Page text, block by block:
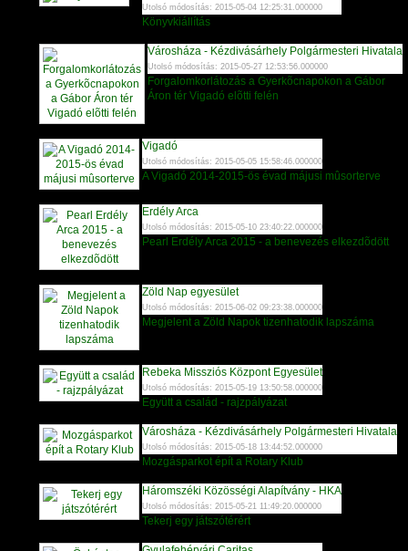
Utolsó módosítás: 2015-05-04 12:25:31.000000
Könyvkiállítás
Városháza - Kézdivásárhely Polgármesteri Hivatala
Utolsó módosítás: 2015-05-27 12:53:56.000000
Forgalomkorlátozás a Gyerkõcnapokon a Gábor
Áron tér Vigadó elõtti felén
Vigadó
Utolsó módosítás: 2015-05-05 15:58:46.000000
A Vigadó 2014-2015-ös évad májusi mûsorterve
Erdély Arca
Utolsó módosítás: 2015-05-10 23:40:22.000000
Pearl Erdély Arca 2015 - a benevezés elkezdõdött
Zöld Nap egyesület
Utolsó módosítás: 2015-06-02 09:23:38.000000
Megjelent a Zöld Napok tizenhatodik lapszáma
Rebeka Missziós Központ Egyesület
Utolsó módosítás: 2015-05-19 13:50:58.000000
Együtt a család - rajzpályázat
Városháza - Kézdivásárhely Polgármesteri Hivatala
Utolsó módosítás: 2015-05-18 13:44:52.000000
Mozgásparkot épít a Rotary Klub
Háromszéki Közösségi Alapítvány - HKA
Utolsó módosítás: 2015-05-21 11:49:20.000000
Tekerj egy játszótérért